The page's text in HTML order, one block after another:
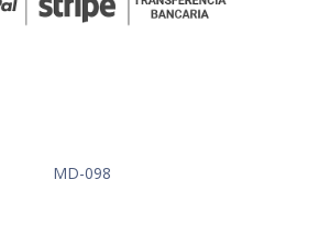
MD-098